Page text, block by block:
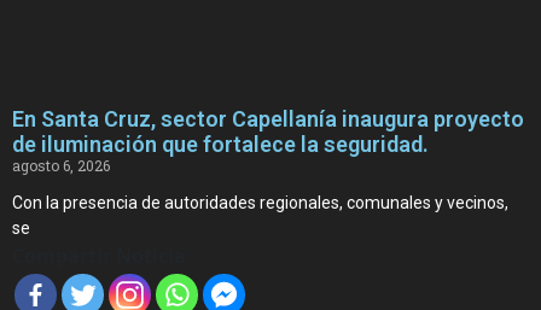
En Santa Cruz, sector Capellanía inaugura proyecto
de iluminación que fortalece la seguridad.
agosto 6, 2026
Con la presencia de autoridades regionales, comunales y vecinos,
se